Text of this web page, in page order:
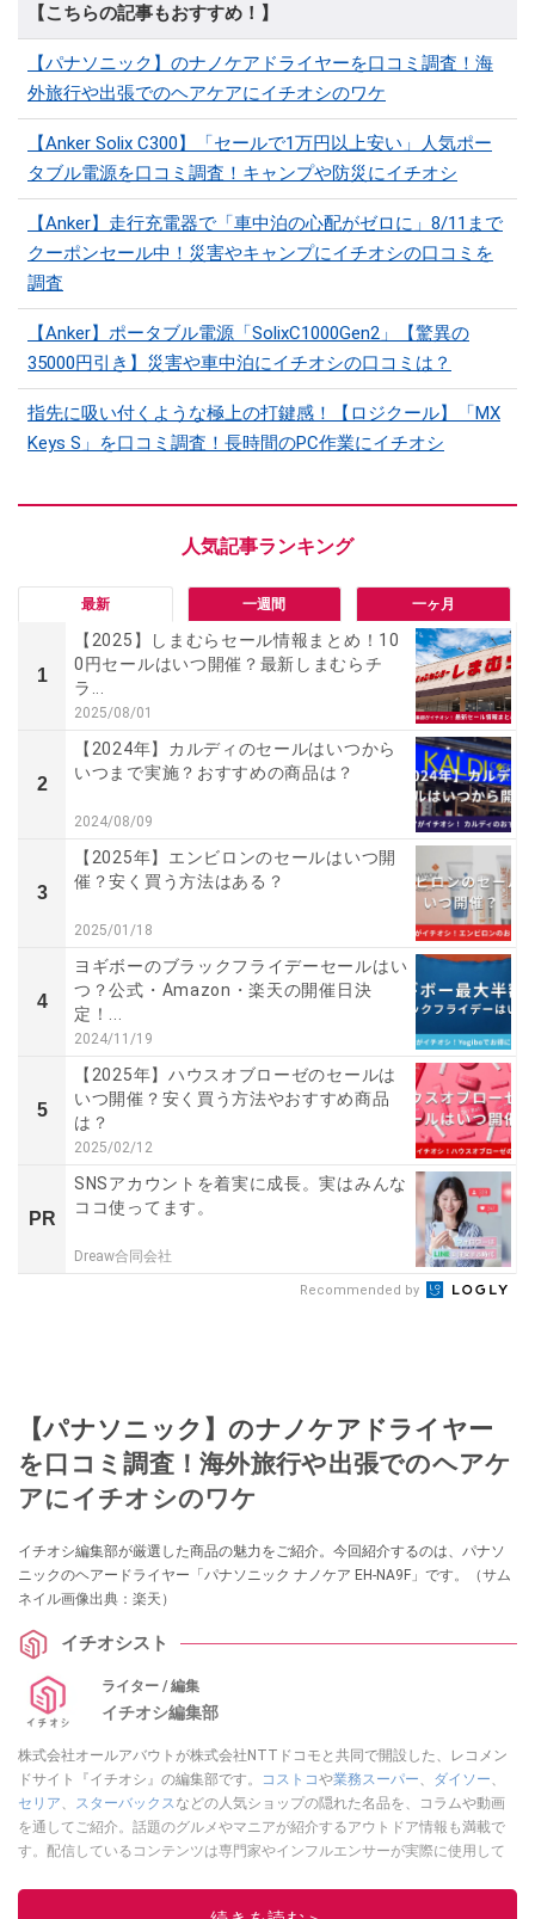
【こちらの記事もおすすめ！】
【パナソニック】のナノケアドライヤーを口コミ調査！海
外旅行や出張でのヘアケアにイチオシのワケ
【Anker Solix C300】「セールで1万円以上安い」人気ポー
タブル電源を口コミ調査！キャンプや防災にイチオシ
【Anker】走行充電器で「車中泊の心配がゼロに」8/11まで
クーポンセール中！災害やキャンプにイチオシの口コミを
調査
【Anker】ポータブル電源「SolixC1000Gen2」【驚異の
35000円引き】災害や車中泊にイチオシの口コミは？
指先に吸い付くような極上の打鍵感！【ロジクール】「MX
Keys S」を口コミ調査！長時間のPC作業にイチオシ
最新 一週間 一ヶ月
1
【2025】しまむらセール情報まとめ！10
0円セールはいつ開催？最新しまむらチ
ラ...
2025/08/01
2
【2024年】カルディのセールはいつから
いつまで実施？おすすめの商品は？
2024/08/09
3
【2025年】エンビロンのセールはいつ開
催？安く買う方法はある？
2025/01/18
4
ヨギボーのブラックフライデーセールはい
つ？公式・Amazon・楽天の開催日決
定！...
2024/11/19
5
【2025年】ハウスオブローゼのセールは
いつ開催？安く買う方法やおすすめ商品
は？
2025/02/12
PR
SNSアカウントを着実に成長。実はみんな
ココ使ってます。
Dreaw合同会社
Recommended by
【パナソニック】のナノケアドライヤー
を口コミ調査！海外旅行や出張でのヘアケ
アにイチオシのワケ
イチオシ編集部が厳選した商品の魅力をご紹介。今回紹介するのは、パナソ
ニックのヘアードライヤー「パナソニック ナノケア EH-NA9F」です。（サム
ネイル画像出典：楽天）
イチオシスト
ライター / 編集
イチオシ編集部
株式会社オールアバウトが株式会社NTTドコモと共同で開設した、レコメン
ドサイト『イチオシ』の編集部です。
コストコや業務スーパー、 ダイソー、
セリア、 スターバックスなどの人気ショップの隠れた名品を、コラムや動画
を通してご紹介。話題のグルメやマニアが紹介するアウトドア情報も満載で
す。配信しているコンテンツは専門家やインフルエンサーが実際に使用して
ニュースでフォロー